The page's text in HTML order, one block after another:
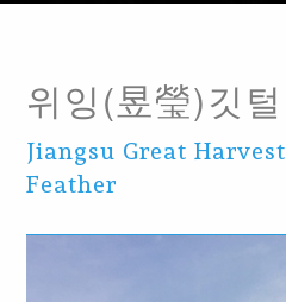
위잉(昱瑩)깃털
Jiangsu Great Harvest
Feather